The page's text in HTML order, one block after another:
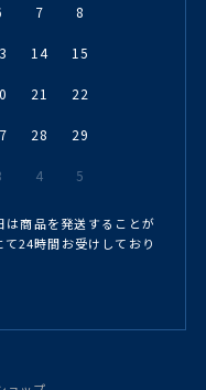
7 8
14 15
21 22
28 29
4 5
商品を発送することが
24時間お受けしており